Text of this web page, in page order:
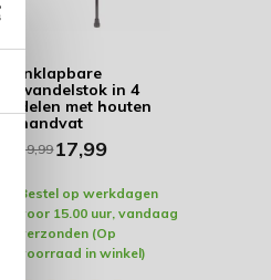
Inklapbare
wandelstok in 4
delen met houten
handvat
19,9917,99
Bestel op werkdagen
voor 15.00 uur, vandaag
verzonden (Op
voorraad in winkel)